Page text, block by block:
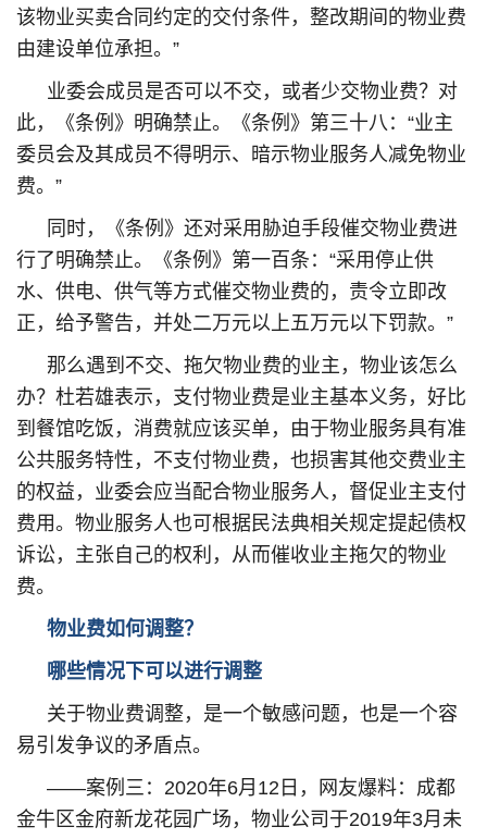
该物业买卖合同约定的交付条件，整改期间的物业费
由建设单位承担。”
业委会成员是否可以不交，或者少交物业费？对
此，《条例》明确禁止。《条例》第三十八：“业主
委员会及其成员不得明示、暗示物业服务人减免物业
费。”
同时，《条例》还对采用胁迫手段催交物业费进
行了明确禁止。《条例》第一百条：“采用停止供
水、供电、供气等方式催交物业费的，责令立即改
正，给予警告，并处二万元以上五万元以下罚款。”
那么遇到不交、拖欠物业费的业主，物业该怎么
办？杜若雄表示，支付物业费是业主基本义务，好比
到餐馆吃饭，消费就应该买单，由于物业服务具有准
公共服务特性，不支付物业费，也损害其他交费业主
的权益，业委会应当配合物业服务人，督促业主支付
费用。物业服务人也可根据民法典相关规定提起债权
诉讼，主张自己的权利，从而催收业主拖欠的物业
费。
物业费如何调整？
哪些情况下可以进行调整
关于物业费调整，是一个敏感问题，也是一个容
易引发争议的矛盾点。
——案例三：2020年6月12日，网友爆料：成都
金牛区金府新龙花园广场，物业公司于2019年3月未